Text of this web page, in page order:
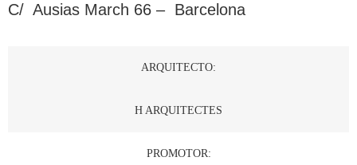
C/ Ausias March 66 – Barcelona
ARQUITECTO:
H ARQUITECTES
PROMOTOR: